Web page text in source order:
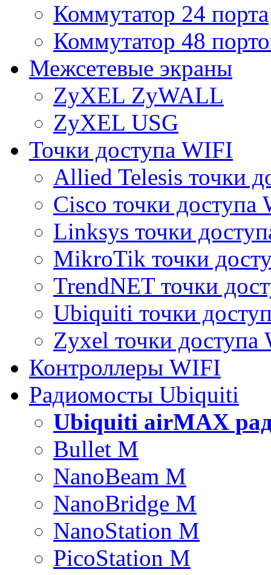
Коммутатор 24 порта
Коммутатор 48
Межсетевые экраны
ZyXEL ZyWALL
ZyXEL USG
Точки доступа WIFI
Allied Telesis точки
Cisco точки доступа
Linksys точки
MikroTik точки
TrendNET точки
Ubiquiti точки
Zyxel точки доступа
Контроллеры WIFI
Радиомосты Ubiquiti
Ubiquiti airMAX
Bullet M
NanoBeam M
NanoBridge M
NanoStation M
PicoStation M